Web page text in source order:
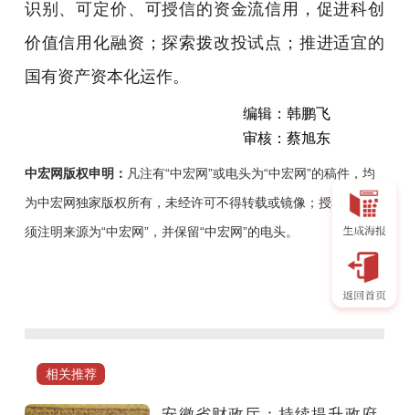
识别、可定价、可授信的资金流信用，促进科创
价值信用化融资；探索拨改投试点；推进适宜的
国有资产资本化运作。
编辑：韩鹏飞
审核：蔡旭东
中宏网版权申明： 凡注有“中宏网”或电头为“中宏网”的稿件，均
为中宏网独家版权所有，未经许可不得转载或镜像；授权转载必
须注明来源为“中宏网”，并保留“中宏网”的电头。
家
金
相关推荐